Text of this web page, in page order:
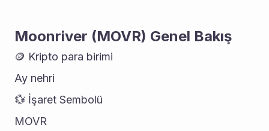
Moonriver (MOVR) Genel Bakış
🪙 Kripto para birimi
Ay nehri
💱 İşaret Sembolü
MOVR